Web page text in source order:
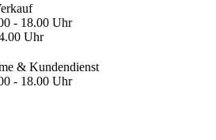
- 18.00 Uhr
Uhr
& Kundendienst
- 18.00 Uhr